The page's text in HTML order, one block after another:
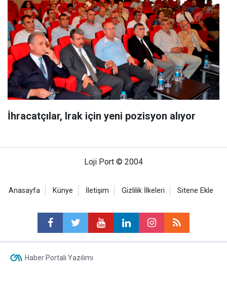
İhracatçılar, Irak için yeni pozisyon alıyor
Loji Port © 2004
Anasayfa Künye İletişim Gizlilik İlkeleri Sitene Ekle
Haber Portalı Yazılımı